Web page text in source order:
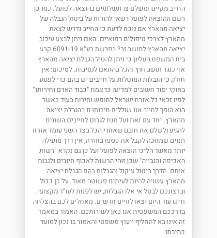
החייב מקיים ומשלם צו תשלומים בהוצאה לפועל. כמו כן
רשם ההוצאה לפועל רשאי להורות על ביטול הגבלה של
יציאה מהארץ אם נוכח לדעת כי החייב נדרש לצאת
מהארץ לצרכי טיפולים רפואיים. האם ניתן לבצע עיכוב
יציאה מהארץ לתושב זר? בפרשת רע"א 6091-19 קבע
בית המשפט העליון כי ניתן להטיל הגבלת יציאה מהארץ
אף כנגד תושב חוץ והכל בהתאם לנסיבות. לסיכום: אין
חולק כי הגבלות המוטלות על חייבים יש בהם כדי לפגוע
בחוקי יסוד חשובים למדינה כדוגמת "כבוד האדם וחירותו"
לפיו זכאי כל אזרח ישראל לחופש וחירות בעוד כאשר
הוא הופך לחייב אנו שוללים חירותו זו בהגבלת יציאה
מהארץ. יחד עם זאת ועל מנת לגרום לחייבים השונים
להגיע ולשלם את חובם שאחרי הכל בצד השני עומד אזרח
תמים שמחכה לקבל את כספו בחזרה, אין דרך מועילה
יותר מאשר הליכי הוצאה לפועל ועל כן גם נקרא "רשות
האכיפה והגבייה" שכן זוהי הרשות לאכוף חיובים ולגבות
אותם. הדרך ביטול עיקול והגבלות בהם הגבלת יציאה
מהארץ עשויה להיות לעיתים פשוטה מאוד, על כן ככול
וברצונכם לבטל אי אלו הגבלות, יש לפנות לעו"ד מקצועי.
חייגו עוד היום וצאו לחיים חדשים. מאחלים לכם בהצלחה
בדרככם המשפטית אנו כאן לשירותכם. האמור במאמר
זה אינו בא להחליף ייעוץ משפטי והאמור בו נכון למועד
כתיבתו.